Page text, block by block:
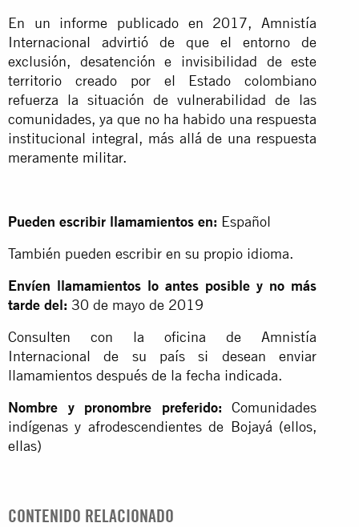
En un informe publicado en 2017, Amnistía
Internacional advirtió de que el entorno de
exclusión, desatención e invisibilidad de este
territorio creado por el Estado colombiano
refuerza la situación de vulnerabilidad de las
comunidades, ya que no ha habido una respuesta
institucional integral, más allá de una respuesta
meramente militar.
Pueden escribir llamamientos en: Español
También pueden escribir en su propio idioma.
Envíen llamamientos lo antes posible y no más
tarde del: 30 de mayo de 2019
Consulten con la oficina de Amnistía
Internacional de su país si desean enviar
llamamientos después de la fecha indicada.
Nombre y pronombre preferido:Comunidades
indígenas y afrodescendientes de Bojayá (ellos,
ellas)
CONTENIDO RELACIONADO